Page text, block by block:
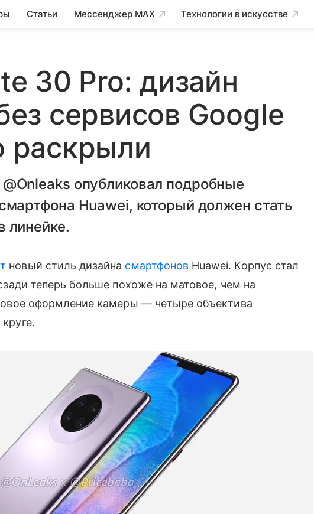
Статьи Мессенджер MAX Технологии в искусстве
30 Pro: дизайн
сервисов Google
раскрыли
опубликовал подробные
Huawei, который должен стать
линейке.
новый стиль дизайна смартфонов Huawei. Корпус стал
теперь больше похоже на матовое, чем на
оформление камеры — четыре объектива